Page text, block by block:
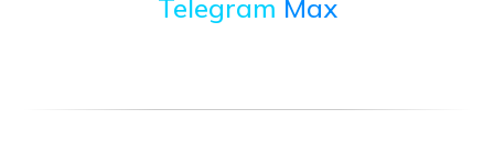
Telegram Max